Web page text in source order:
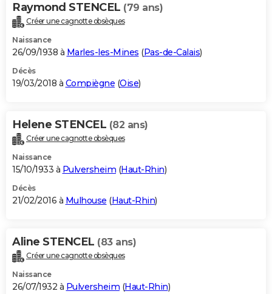
Raymond STENCEL (79 ans)
Créer une cagnotte obsèques
Naissance
26/09/1938 à Marles-les-Mines (Pas-de-Calais)
Décès
19/03/2018 à Compiègne (Oise)
Helene STENCEL (82 ans)
Créer une cagnotte obsèques
Naissance
15/10/1933 à Pulversheim (Haut-Rhin)
Décès
21/02/2016 à Mulhouse (Haut-Rhin)
Aline STENCEL (83 ans)
Créer une cagnotte obsèques
Naissance
26/07/1932 à Pulversheim (Haut-Rhin)